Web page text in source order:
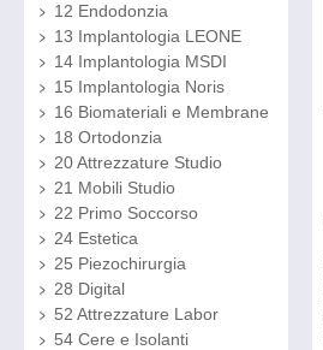
12 Endodonzia
13 Implantologia LEONE
14 Implantologia MSDI
15 Implantologia Noris
16 Biomateriali e Membrane
18 Ortodonzia
20 Attrezzature Studio
21 Mobili Studio
22 Primo Soccorso
24 Estetica
25 Piezochirurgia
28 Digital
52 Attrezzature Labor
54 Cere e Isolanti